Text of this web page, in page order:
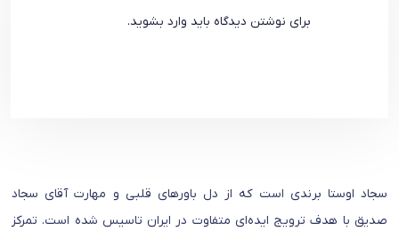
برای نوشتن دیدگاه باید وارد بشوید.
سجاد اوستا برندی است که از دل باورهای قلبی و مهارت آقای سجاد
صدیق با هدف ترویج ایده‌ای متفاوت در ایران تاسیس شده است. تمرکز